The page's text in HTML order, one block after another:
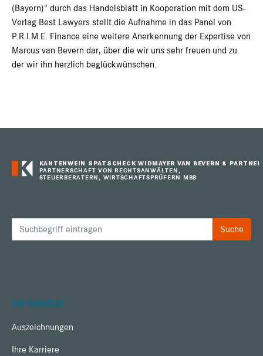
(Bayern)“ durch das Handelsblatt in Kooperation mit dem US-
Verlag Best Lawyers stellt die Aufnahme in das Panel von
P.R.I.M.E. Finance eine weitere Anerkennung der Expertise von
Marcus van Bevern dar, über die wir uns sehr freuen und zu
der wir ihn herzlich beglückwünschen.
KANTENWEIN SPATSCHECK WIDMAYER VAN BEVERN & PARTNER
PARTNERSCHAFT VON RECHTSANWÄLTEN,
STEUERBERATERN, WIRTSCHAFTSPRÜFERN MBB
DIE KANZLEI
Auszeichnungen
Ihre Karriere